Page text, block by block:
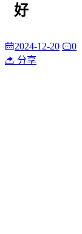
好
2024-12-20
0
分享